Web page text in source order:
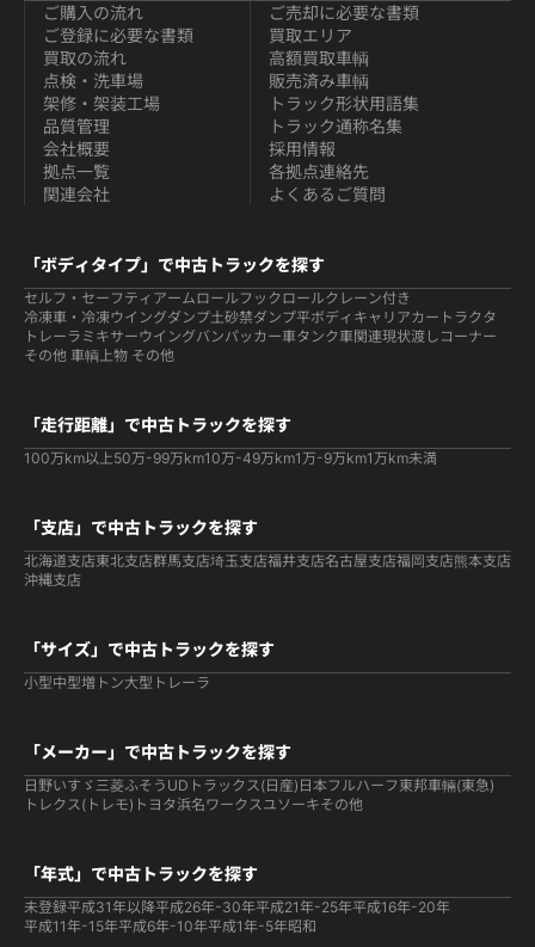
ご購入の流れ
ご登録に必要な書類
買取の流れ
ご売却に必要な書類
買取エリア
高額買取車輌
点検・洗車場
架修・架装工場
品質管理
販売済み車輌
トラック形状用語集
トラック通称名集
会社概要
拠点一覧
関連会社
採用情報
各拠点連絡先
よくあるご質問
「ボディタイプ」で中古トラックを探す
セルフ・セーフティ アームロールフックロールクレーン付き
冷凍車・冷凍ウイングダンプ土砂禁ダンプ平ボディ キャリアカー トラクタ
トレーラ ミキサーウイングバンパッカー車タンク車関連現状渡しコーナー
その他 車輌 上物 その他
「走行距離」で中古トラックを探す
100万km以上50万-99万km10万-49万km1万-9万km1万km未満
「支店」で中古トラックを探す
北海道支店東北支店群馬支店埼玉支店福井支店名古屋支店福岡支店熊本支店
沖縄支店
「サイズ」で中古トラックを探す
小型中型増トン大型 トレーラ
「メーカー」で中古トラックを探す
日野いすゞ 三菱ふそう UDトラックス(日産) 日本フルハーフ 東邦車輛(東急)
トレクス(トレモ) トヨタ浜名ワークス ユソーキその他
「年式」で中古トラックを探す
未登録平成31年以降平成26年-30年平成21年-25年平成16年-20年
平成11年-15年平成6年-10年平成1年-5年昭和